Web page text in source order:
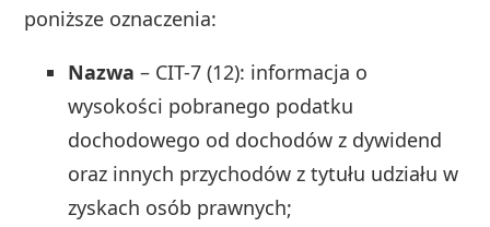
poniższe oznaczenia:
Nazwa – CIT-7 (12): informacja o
wysokości pobranego podatku
dochodowego od dochodów z dywidend
oraz innych przychodów z tytułu udziału w
zyskach osób prawnych;